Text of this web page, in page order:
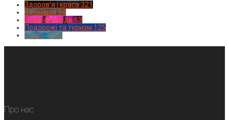
Здоров'я і краса 321
Кулінарія 94
Новинки моди 63
Подорожі та туризм 125
Спорт1224
Про нас